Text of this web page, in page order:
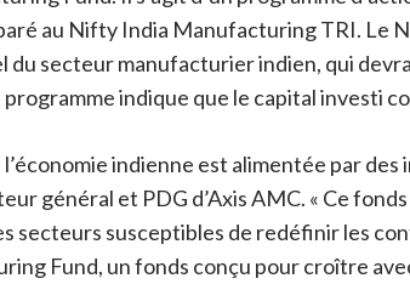
au Nifty India Manufacturing TRI. Le
secteur manufacturier indien, qui
indique que le capital investi
indienne est alimentée par
général et PDG d’Axis AMC. « Ce
secteurs susceptibles de redéfinir les
Fund, un fonds conçu pour croître